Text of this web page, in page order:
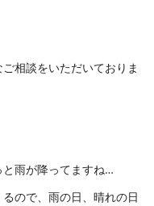
相談をいただいておりま
雨が降ってますね…
ので、雨の日、晴れの日